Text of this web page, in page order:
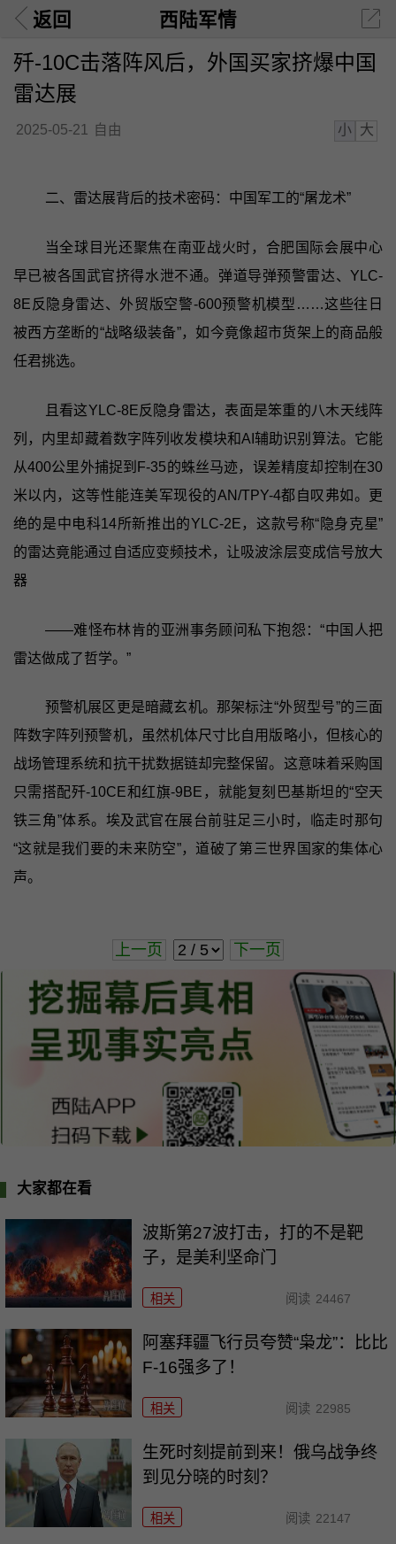
返回 西陆军情
歼-10C击落阵风后，外国买家挤爆中国
雷达展
2025-05-21 自由 小 大
二、雷达展背后的技术密码：中国军工的“屠龙术”
当全球目光还聚焦在南亚战火时，合肥国际会展中心
早已被各国武官挤得水泄不通。弹道导弹预警雷达、YLC-
8E反隐身雷达、外贸版空警-600预警机模型……这些往日
被西方垄断的“战略级装备”，如今竟像超市货架上的商品般
任君挑选。
且看这YLC-8E反隐身雷达，表面是笨重的八木天线阵
列，内里却藏着数字阵列收发模块和AI辅助识别算法。它能
从400公里外捕捉到F-35的蛛丝马迹，误差精度却控制在30
米以内，这等性能连美军现役的AN/TPY-4都自叹弗如。更
绝的是中电科14所新推出的YLC-2E，这款号称“隐身克星”
的雷达竟能通过自适应变频技术，让吸波涂层变成信号放大
器
——难怪布林肯的亚洲事务顾问私下抱怨：“中国人把
雷达做成了哲学。”
预警机展区更是暗藏玄机。那架标注“外贸型号”的三面
阵数字阵列预警机，虽然机体尺寸比自用版略小，但核心的
战场管理系统和抗干扰数据链却完整保留。这意味着采购国
只需搭配歼-10CE和红旗-9BE，就能复刻巴基斯坦的“空天
铁三角”体系。埃及武官在展台前驻足三小时，临走时那句
“这就是我们要的未来防空”，道破了第三世界国家的集体心
声。
上一页 下一页
大家都在看
波斯第27波打击，打的不是靶
子，是美利坚命门
相关 阅读 24467
阿塞拜疆飞行员夸赞“枭龙”：比比
F-16强多了！
相关 阅读 22985
生死时刻提前到来！俄乌战争终
到见分晓的时刻？
相关 阅读 22147